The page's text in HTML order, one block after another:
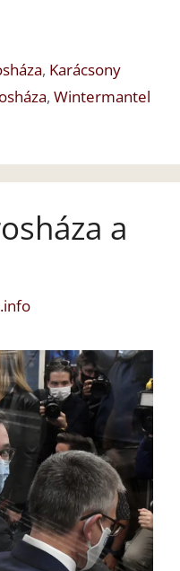
, Karácsony
, Wintermantel
a